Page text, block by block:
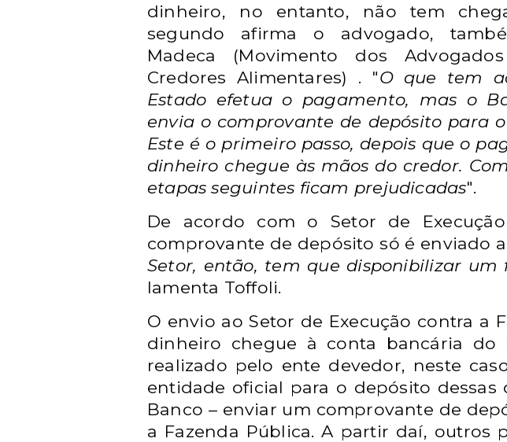
dinheiro, no entanto, não tem
segundo afirma o advogado,
Madeca (Movimento dos
Credores Alimentares) . "O que tem
Estado efetua o pagamento, mas o
envia o comprovante de depósito para
Este é o primeiro passo, depois que o
dinheiro chegue às mãos do credor.
etapas seguintes ficam prejudicadas".
De acordo com o Setor de
comprovante de depósito só é enviado
Setor, então, tem que disponibilizar
lamenta Toffoli.
O envio ao Setor de Execução contra a
dinheiro chegue à conta bancária do
realizado pelo ente devedor, neste
entidade oficial para o depósito dessas
Banco – enviar um comprovante de
a Fazenda Pública. A partir daí, outros